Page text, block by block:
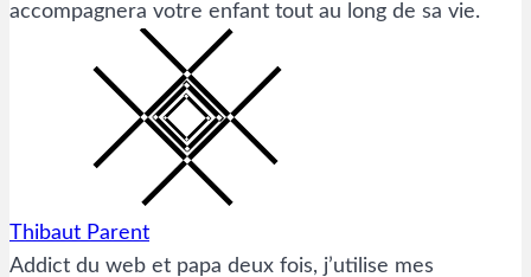
accompagnera votre enfant tout au long de sa vie.
Thibaut Parent
Addict du web et papa deux fois, j’utilise mes